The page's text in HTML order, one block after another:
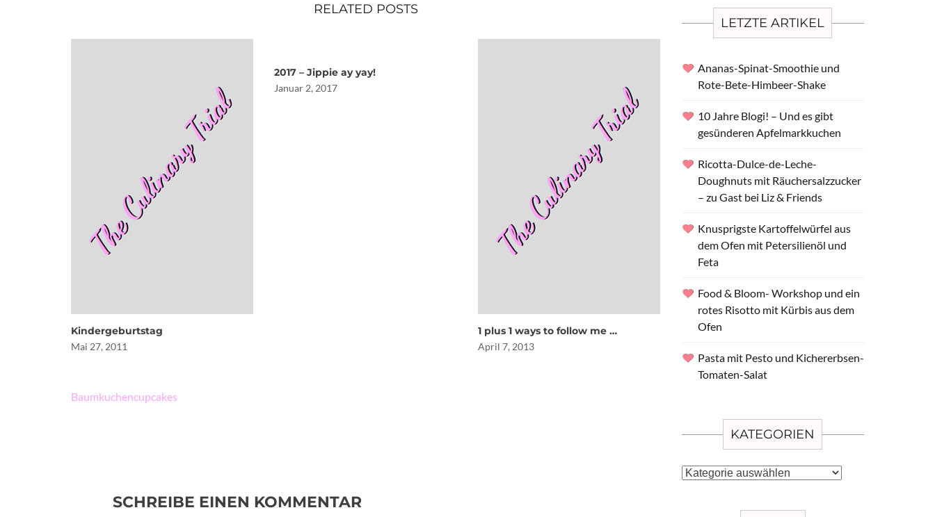
RELATED POSTS
Kindergeburtstag
Mai 27, 2011
2017 – Jippie ay yay!
Januar 2, 2017
1 plus 1 ways to follow me …
April 7, 2013
Beitragsnavigation
Baumkuchencupcakes
SCHREIBE EINEN KOMMENTAR
LETZTE ARTIKEL
Ananas-Spinat-Smoothie und
Rote-Bete-Himbeer-Shake
10 Jahre Blogi! – Und es gibt
gesünderen Apfelmarkkuchen
Ricotta-Dulce-de-Leche-
Doughnuts mit Räuchersalzzucker
– zu Gast bei Liz & Friends
Knusprigste Kartoffelwürfel aus
dem Ofen mit Petersilienöl und
Feta
Food & Bloom- Workshop und ein
rotes Risotto mit Kürbis aus dem
Ofen
Pasta mit Pesto und Kichererbsen-
Tomaten-Salat
KATEGORIEN
Kategorien